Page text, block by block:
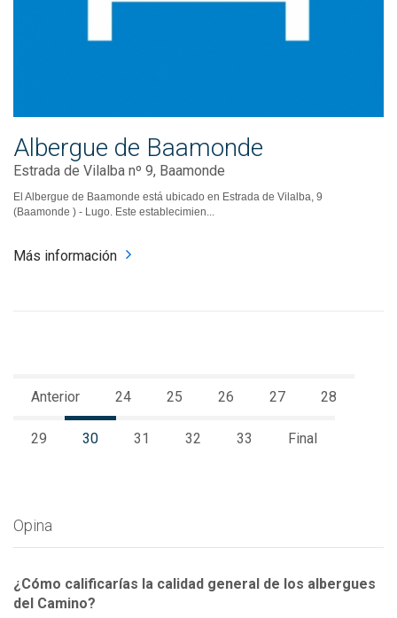
Albergue de Baamonde
Estrada de Vilalba nº 9, Baamonde
El Albergue de Baamonde está ubicado en Estrada de Vilalba, 9
(Baamonde ) - Lugo. Este establecimien...
Más información
Anterior 24 25 26 27 28
29 30 31 32 33 Final
Opina
¿Cómo calificarías la calidad general de los albergues
del Camino?